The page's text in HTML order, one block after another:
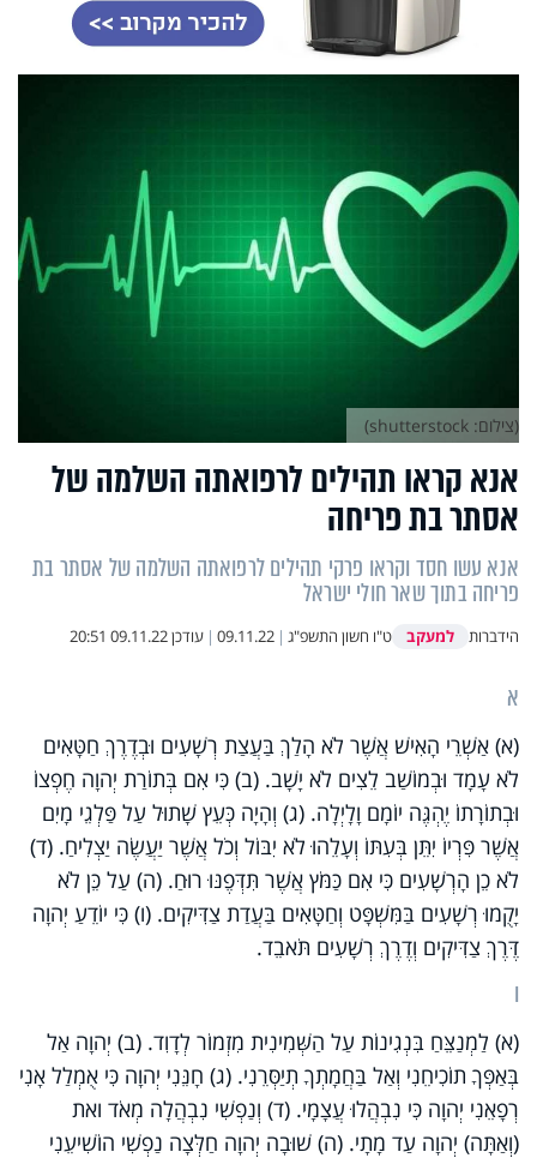
אנא קראו תהילים לרפואתה השלמה של
אסתר בת פריחה
אנא עשו חסד וקראו פרקי תהילים לרפואתה השלמה של אסתר בת
פריחה בתוך שאר חולי ישראל
הידברות למעקב ט"ו חשון התשפ"ג |
09.11.22
| עודכן09.11.22 20:51
(צילום: shutterstock)
א
(א) אַשְׁרֵי הָאִישׁ אֲשֶׁר לֹא הָלַךְ בַּעֲצַת רְשָׁעִים וּבְדֶרֶךְ חַטָּאִים
לֹא עָמָד וּבְמוֹשַׁב לֵצִים לֹא יָשָׁב. (ב) כִּי אִם בְּתוֹרַת יְהוָה חֶפְצוֹ
וּבְתוֹרָתוֹ יֶהְגֶּה יוֹמָם וָלָיְלָה. (ג) וְהָיָה כְּעֵץ שָׁתוּל עַל פַּלְגֵי מָיִם
אֲשֶׁר פִּרְיוֹ יִתֵּן בְּעִתּוֹ וְעָלֵהוּ לֹא יִבּוֹל וְכֹל אֲשֶׁר יַעֲשֶׂה יַצְלִיחַ. (ד)
לֹא כֵן הָרְשָׁעִים כִּי אִם כַּמֹּץ אֲ‍שֶׁר תִּדְּפֶנּוּ רוּחַ. (ה) עַל כֵּן לֹא
יָקֻמוּ רְשָׁעִים בַּמִּשְׁפָּט וְחַטָּאִים בַּעֲדַת צַדִּיקִים. (ו) כִּי יוֹדֵעַ יְהוָה
דֶּרֶךְ צַדִּיקִים וְדֶרֶךְ רְשָׁעִים תֹּאבֵד.
ו
(א) לַמְנַצֵּחַ בִּנְגִינוֹת עַל הַשְּׁמִינִית מִזְמוֹר לְדָוִד. (ב) יְהוָה אַל
בְּאַפְּךָ תוֹכִיחֵנִי וְאַל בַּחֲמָתְךָ תְיַסְּרֵנִי. (ג) חָנֵּנִי יְהוָה כִּי אֻמְלַל אָנִי
רְפָאֵנִי יְהוָה כִּי נִבְהֲלוּ עֲצָמָי. (ד) וְנַפְשִׁי נִבְהֲלָה מְאֹד ואת
(וְאַתָּה) יְהוָה עַד מָתָי. (ה) שׁוּבָה יְהוָה חַלְּצָה נַפְשִׁי הוֹשִׁיעֵנִי